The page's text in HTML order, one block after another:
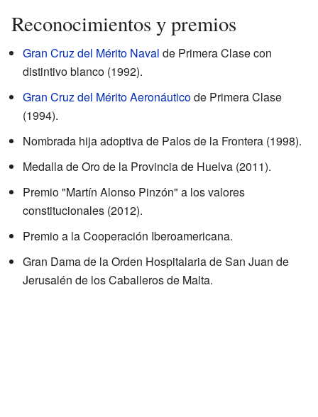
Reconocimientos y premios
Gran Cruz del Mérito Naval de Primera Clase con
distintivo blanco (1992).
Gran Cruz del Mérito Aeronáuticode Primera Clase
(1994).
Nombrada hija adoptiva de Palos de la Frontera (1998).
Medalla de Oro de la Provincia de Huelva (2011).
Premio "Martín Alonso Pinzón" a los valores
constitucionales (2012).
Premio a la Cooperación Iberoamericana.
Gran Dama de la Orden Hospitalaria de San Juan de
Jerusalén de los Caballeros de Malta.